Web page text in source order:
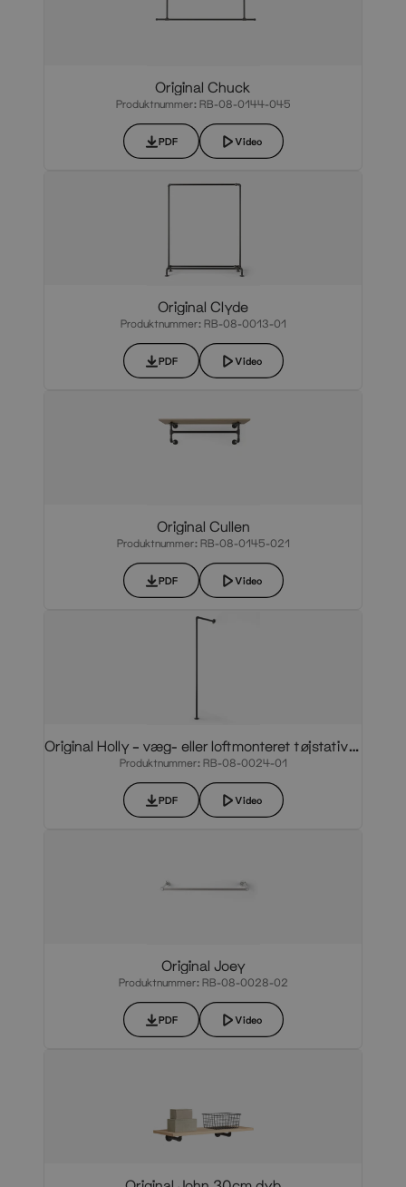
Original Chuck
Produktnummer: RB-08-0144-045
PDF Video
Original Clyde
Produktnummer: RB-08-0013-01
PDF Video
Original Cullen
Produktnummer: RB-08-0145-021
PDF Video
Original Holly – væg- eller loftmonteret tøjstativ i rå vandrør
Produktnummer: RB-08-0024-01
PDF Video
Original Joey
Produktnummer: RB-08-0028-02
PDF Video